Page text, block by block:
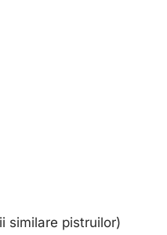
similare pistruilor)